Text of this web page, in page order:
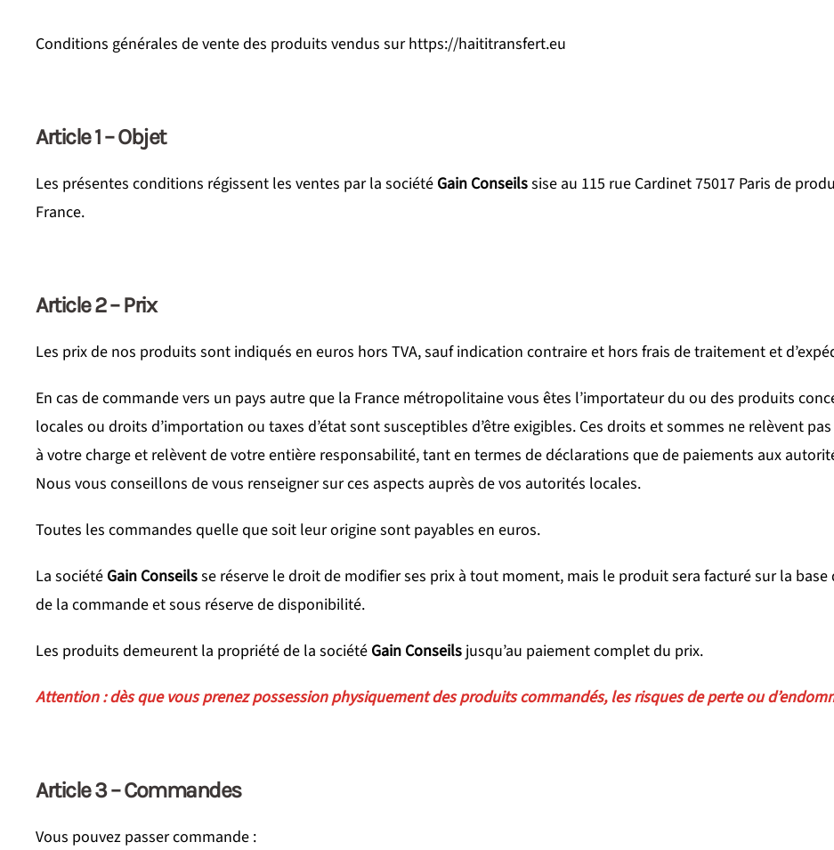
Conditions générales de vente des produits vendus sur https://haititransfert.eu
Article 1 – Objet
Les présentes conditions régissent les ventes par la société Gain Conseilssise au 115 rue Cardinet 75017 Paris de
France.
Article 2 – Prix
Les prix de nos produits sont indiqués en euros hors TVA, sauf indication contraire et hors frais de traitement et
En cas de commande vers un pays autre que la France métropolitaine vous êtes l’importateur du ou des produits
locales ou droits d’importation ou taxes d’état sont susceptibles d’être exigibles. Ces droits et sommes ne relèvent
à votre charge et relèvent de votre entière responsabilité, tant en termes de déclarations que de paiements aux
Nous vous conseillons de vous renseigner sur ces aspects auprès de vos autorités locales.
Toutes les commandes quelle que soit leur origine sont payables en euros.
La société Gain Conseilsse réserve le droit de modifier ses prix à tout moment, mais le produit sera facturé sur la
de la commande et sous réserve de disponibilité.
Les produits demeurent la propriété de la société Gain Conseils jusqu’au paiement complet du prix.
Attention : dès que vous prenez possession physiquement des produits commandés, les risques de perte ou
Article 3 – Commandes
Vous pouvez passer commande :